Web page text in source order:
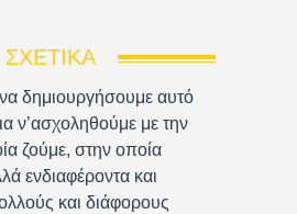
ΣΧΕΤΙΚΆ
δημιουργήσουμε αυτό
ν’ασχοληθούμε με την
ζούμε, στην οποία
ενδιαφέροντα και
και διάφορους